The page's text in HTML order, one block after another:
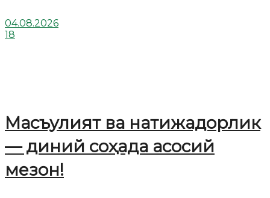
04.08.2026
18
Масъулият ва натижадорлик
— диний соҳада асосий
мезон!